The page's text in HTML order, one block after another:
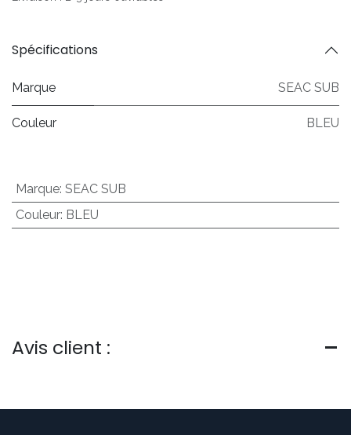
Spécifications
Marque SEAC SUB
Couleur BLEU
Marque: SEAC SUB
Couleur: BLEU
Avis client :